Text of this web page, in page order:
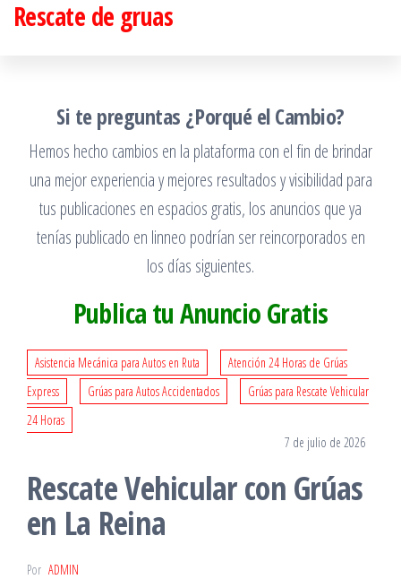
SaltarRescate de gruas
Si te preguntas ¿Porqué el Cambio?
Hemos hecho cambios en la plataforma con el fin de brindar
una mejor experiencia y mejores resultados y visibilidad para
tus publicaciones en espacios gratis, los anuncios que ya
tenías publicado en linneo podrían ser reincorporados en
los días siguientes.
Publica tu Anuncio Gratis
Asistencia Mecánica para Autos en Ruta
Atención 24 Horas de Grúas
Express
Grúas para Autos Accidentados
Grúas para Rescate Vehicular
24 Horas
7 de julio de 2026
Rescate Vehicular con Grúas
en La Reina
Por ADMIN